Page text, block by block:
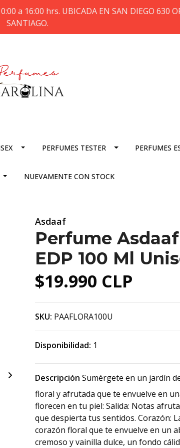
a 16:00 hrs. UBICADA EN SAN DIEGO 630
SANTIAGO.
PERFUMES TESTER PERFUMES
NUEVAMENTE CON STOCK
Asdaaf
Perfume
EDP 100 Ml
$19.990 CLP
SKU: PAAFLORA100U
Disponibilidad: 1
Descripción Sumérgete en un jardín
floral y afrutada que te envuelve en
florecen en tu piel: Salida: Notas
que despierta tus sentidos. Corazón:
corazón floral que te envuelve en un
cremoso y vainilla dulce, un fondo